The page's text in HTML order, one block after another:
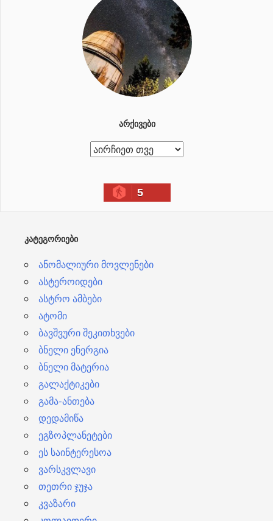
ᲐᲠᲥᲘᲕᲔᲑᲘ
ა
ი
5
ᲙᲐᲢᲔᲒᲝᲠᲘᲔᲑᲘ
ანომალიური მოვლენები
ასტეროიდები
ასტრო ამბები
ატომი
ბავშვური შეკითხვები
ბნელი ენერგია
ბნელი მატერია
გალაქტიკები
გამა-ანთება
დედამიწა
ეგზოპლანეტები
ეს საინტერესოა
ვარსკვლავი
თეთრი ჯუჯა
კვაზარი